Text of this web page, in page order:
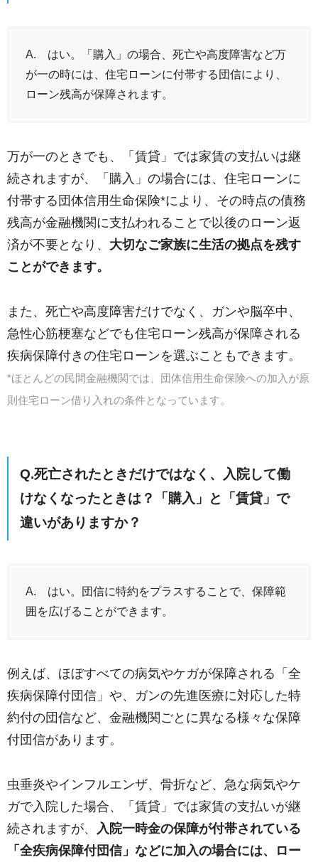
A. はい。「購入」の場合、死亡や高度障害など万
が一の時には、住宅ローンに付帯する団信により、
ローン残高が保障されます。
万が一のときでも、「賃貸」では家賃の支払いは継
続されますが、「購入」の場合には、住宅ローンに
付帯する団体信用生命保険*により、その時点の債務
残高が金融機関に支払われることで以後のローン返
済が不要となり、 大切なご家族に生活の拠点を残す
ことができます。
また、死亡や高度障害だけでなく、ガンや脳卒中、
急性心筋梗塞などでも住宅ローン残高が保障される
疾病保障付きの住宅ローンを選ぶこともできます。
*ほとんどの民間金融機関では、団体信用生命保険への加入が原
則住宅ローン借り入れの条件となっています。
Q.死亡されたときだけではなく、入院して働
けなくなったときは？「購入」と「賃貸」で
違いがありますか？
A. はい。団信に特約をプラスすることで、保障範
囲を広げることができます。
例えば、ほぼすべての病気やケガが保障される「全
疾病保障付団信」や、ガンの先進医療に対応した特
約付の団信など、金融機関ごとに異なる様々な保障
付団信があります。
虫垂炎やインフルエンザ、骨折など、急な病気やケ
ガで入院した場合、「賃貸」では家賃の支払いが継
続されますが、
入院一時金の保障が付帯されている
「全疾病保障付団信」などに加入の場合には、ロー